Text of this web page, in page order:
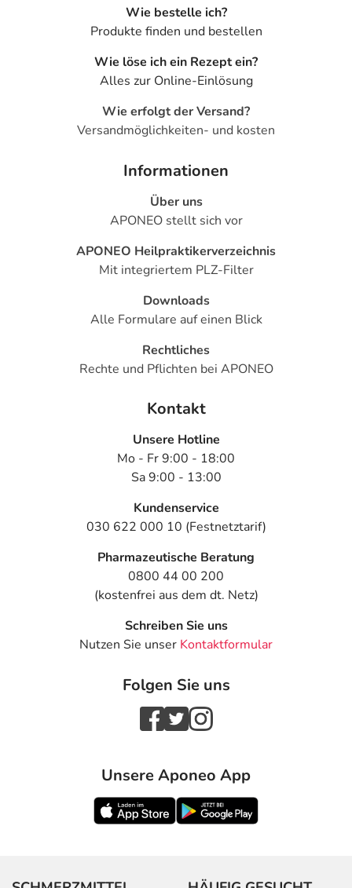
Wie bestelle ich?
Produkte finden und bestellen
Wie löse ich ein Rezept ein?
Alles zur Online-Einlösung
Wie erfolgt der Versand?
Versandmöglichkeiten- und kosten
Informationen
Über uns
APONEO stellt sich vor
APONEO Heilpraktikerverzeichnis
Mit integriertem PLZ-Filter
Downloads
Alle Formulare auf einen Blick
Rechtliches
Rechte und Pflichten bei APONEO
Kontakt
Unsere Hotline
Mo - Fr 9:00 - 18:00
Sa 9:00 - 13:00
Kundenservice
030 622 000 10 (Festnetztarif)
Pharmazeutische Beratung
0800 44 00 200
(kostenfrei aus dem dt. Netz)
Schreiben Sie uns
Nutzen Sie unser Kontaktformular
Folgen Sie uns
Unsere Aponeo App